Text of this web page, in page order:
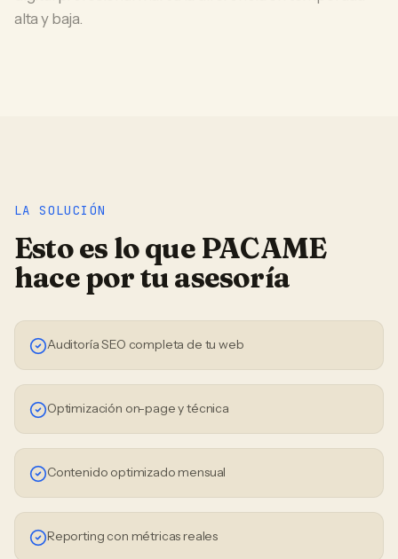
alta y baja.
LA SOLUCIÓN
Esto es lo que PACAME
hace por tuasesoría
Auditoría SEO completa de tu web
Optimización on-page y técnica
Contenido optimizado mensual
Reporting con métricas reales